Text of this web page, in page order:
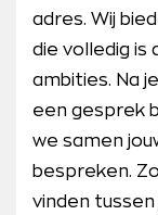
adres. Wij
die volledig is
ambities. Na
een gesprek
we samen
bespreken.
vinden tussen